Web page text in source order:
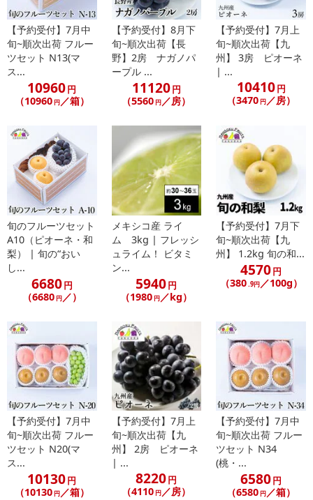
日が異なります。
※dショッピングサンプル百貨店よりお届けする商品は、ご利用いた
だいた後のご感想をいただくことを目的としており、転売等は固く
禁じます。
転売等、目的以外での利用が確認された場合は、サービス利用を停
止させていただきます。
※こちらの商品については商品の発送完了後、
配送伝票番号がマイページに表示されない場合もございます。予
めご了承ください。
発送日カレンダー
休業日
■
その他共通および商品カテゴリー別注意事項（※必ずご確認くだ
さい）
こちらの情報は2026-07-09 14:13:35.0 での情報となります。
【予約受付】7月中
旬~順次出荷 フルー
ツセット N13(マ
ス...
10960円
（10960 円／箱）
【予約受付】8月下
旬~順次出荷【長
野】2房 ナガノパ
ープル ...
11120円
（5560 円／房）
【予約受付】7月上
旬~順次出荷【九
州】 3房 ピオーネ
| ...
10410円
（3470 円／房）
旬のフルーツセット
A10（ピオーネ・和
梨） | 旬の“おい
し...
6680円
（6680 円／）
メキシコ産 ライ
ム 3kg | フレッシ
ュライム！ ビタミ
ン...
5940円
（1980 円 ／kg）
【予約受付】7月下
旬~順次出荷【九
州】 1.2kg 旬の和...
4570円
（380 .9円／100g）
【予約受付】7月中
旬~順次出荷 フルー
ツセット N20(マ
ス...
10130円
（10130 円／箱）
【予約受付】7月上
旬~順次出荷【九
州】 2房 ピオーネ
| ...
8220円
（4110 円／房）
【予約受付】7月中
旬~順次出荷 フルー
ツセット N34
(桃・...
6580円
（6580 円／箱）